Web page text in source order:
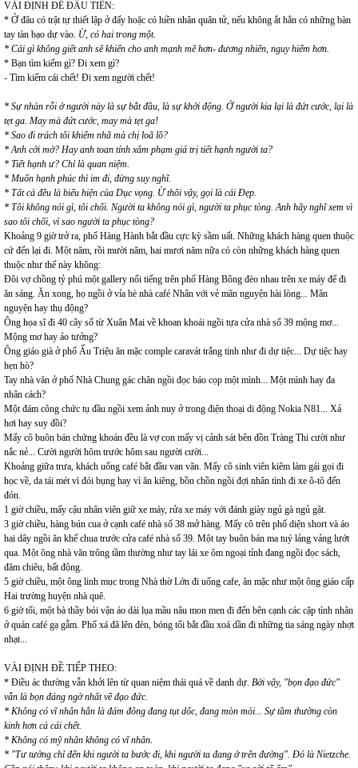
VÀI ĐỊNH ĐỀ ĐẦU TIÊN:
* Ở đâu có trật tự thiết lập ở đấy hoặc có hiền nhân quân tử, nếu không ắt hẳn có những bàn
tay tàn bạo dự vào. Ừ, có hai trong một.
* Cái gì không giết anh sẽ khiến cho anh mạnh mẽ hơn- đương nhiên, nguy hiểm hơn.
* Bạn tìm kiếm gì? Đi xem gì?
- Tìm kiếm cái chết! Đi xem người chết!
* Sự nhàn rỗi ở người này là sự bắt đầu, là sự khởi động. Ở người kia lại là đứt cước, lại là
tẹt ga. May mà đứt cước, may mà tẹt ga!
* Sao đi trách tôi khiếm nhã mà chị loã lồ?
* Anh cởi mở? Hay anh toan tính xâm phạm giá trị tiết hạnh người ta?
* Tiết hạnh ư? Chỉ là quan niệm.
* Muốn hạnh phúc thì im đi, đừng suy nghĩ.
* Tất cả đều là biểu hiện của Dục vọng. Ừ thôi vậy, gọi là cái Đẹp.
* Tôi không nói gì, tôi chối. Người ta không nói gì, người ta phục tòng. Anh hãy nghĩ xem vì
sao tôi chối, vì sao người ta phục tòng?
Khoảng 9 giờ trở ra, phố Hàng Hành bắt đầu cực kỳ sầm uất. Những khách hàng quen thuộc
cứ đến lại đi. Một năm, rồi mười năm, hai mươi năm nữa có còn những khách hàng quen
thuộc như thế này không:
Đôi vợ chồng tỷ phú một gallery nổi tiếng trên phố Hàng Bông đèo nhau trên xe máy để đi
ăn sáng. Ăn xong, họ ngồi ở vỉa hè nhà café Nhân với vẻ mãn nguyện hài lòng... Mãn
nguyện hay thụ động?
Ông họa sĩ đi 40 cây số từ Xuân Mai về khoan khoái ngồi tựa cửa nhà số 39 mộng mơ...
Mộng mơ hay ảo tưởng?
Ông giáo già ở phố Ấu Triệu ăn mặc comple caravát trắng tinh như đi dự tiệc... Dự tiệc hay
hẹn hò?
Tay nhà văn ở phố Nhà Chung gác chân ngồi đọc báo cọp một mình... Một mình hay đa
nhân cách?
Một đám công chức tụ đầu ngồi xem ảnh nuy ở trong điện thoại di động Nokia N81... Xả
hơi hay suy đồi?
Mấy cô buôn bán chứng khoán đều là vợ con mấy vị cảnh sát bên đồn Tràng Thi cười như
nắc nẻ... Cười người hôm trước hôm sau người cười...
Khoảng giữa trưa, khách uống café bắt đầu van vãn. Mấy cô sinh viên kiêm làm gái gọi đi
học về, da tái mét vì đói bụng hay vì ăn kiêng, bồn chồn ngồi đợi nhân tình đi xe ô-tô đến
đón.
1 giờ chiều, mấy cậu nhân viên giữ xe máy, rửa xe máy với đánh giày ngủ gà ngủ gật.
3 giờ chiều, hàng bún cua ở cạnh café nhà số 38 mở hàng. Mấy cô trên phố diện short và áo
hai dây ngồi ăn khế chua trước cửa café nhà số 39. Một tay buôn bán ma tuý lảng vảng lướt
qua. Một ông nhà văn trông tầm thường như tay lái xe ôm ngoại tỉnh đang ngồi đọc sách,
đăm chiêu, bất động.
5 giờ chiều, một ông linh mục trong Nhà thờ Lớn đi uống cafe, ăn mặc như một ông giáo cấp
Hai trường huyện nhà quê.
6 giờ tối, một bà thầy bói vận áo dài lụa mầu nâu mon men đi đến bên cạnh các cặp tình nhân
ở quán café gạ gẫm. Phố xá đã lên đèn, bóng tối bắt đầu xoá dần đi những tia sáng ngày nhợt
nhạt...
VÀI ĐỊNH ĐỀ TIẾP THEO:
* Điều ác thường vẫn khởi lên từ quan niệm thái quá về danh dự. Bởi vậy, "bọn đạo đức"
vẫn là bọn đáng ngờ nhất về đạo đức.
* Không có vĩ nhân hẳn là đám đông đang tụt dốc, đang mòn mỏi... Sự tầm thường còn
kinh hơn cả cái chết.
* Không có mỹ nhân không có vĩ nhân.
* "Tư tưởng chỉ đến khi người ta bước đi, khi người ta đang ở trên đường". Đó là Nietzche.